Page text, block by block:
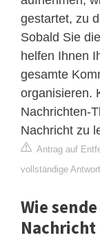
gestartet, zu
Sobald Sie
helfen Ihnen
gesamte
organisieren.
Nachrichten-
Nachricht zu
Antrag auf
vollständige
Wie